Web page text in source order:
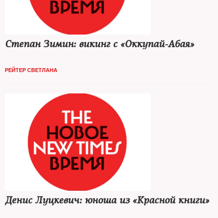
Степан Зимин: викинг с «Оккупай-Абая»
РЕЙТЕР СВЕТЛАНА
Денис Луцкевич: юноша из «Красной книги»